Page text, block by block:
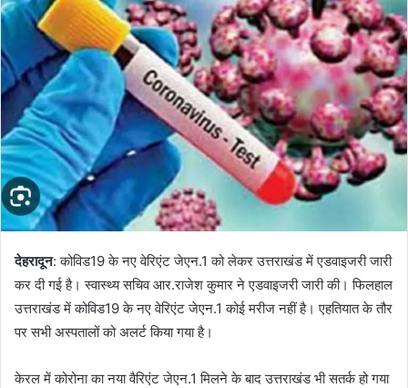
a
n
e
m
i
देहरादून: कोविड19 के नए वेरिएंट जेएन.1 को लेकर उत्तराखंड में एडवाइजरी जारी
कर दी गई है। स्वास्थ्य सचिव आर.राजेश कुमार ने एडवाइजरी जारी की। फिलहाल
उत्तराखंड में कोविड19 के नए वेरिएंट जेएन.1 कोई मरीज नहीं है। एहतियात के तौर
पर सभी अस्पतालों को अलर्ट किया गया है।
केरल में कोरोना का नया वैरिएंट जेएन.1 मिलने के बाद उत्तराखंड भी सतर्क हो गया